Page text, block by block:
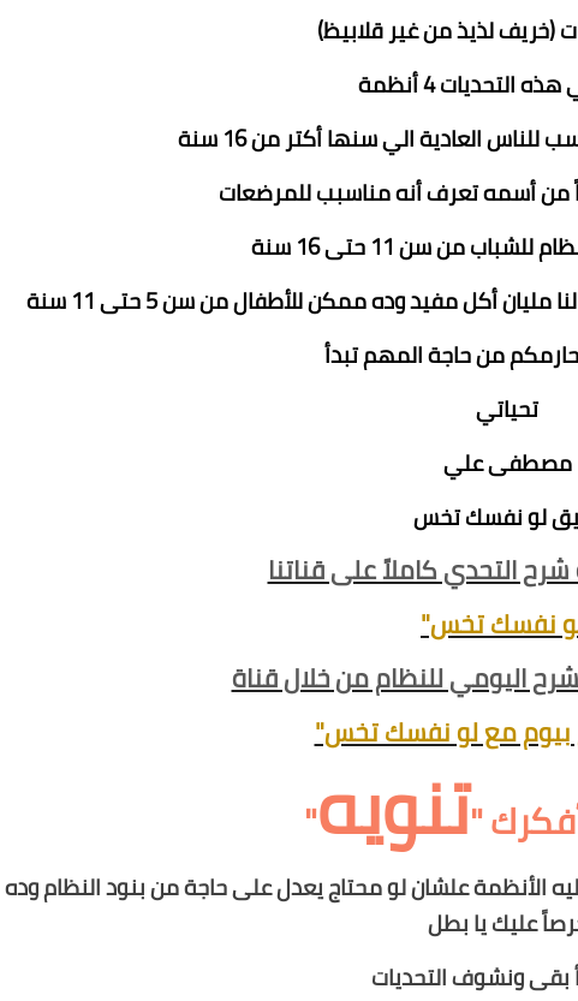
(خريف لذيذ من غير قلابيظ)
التحديات 4 أنظمة
من حاجة المهم تبدأ
تحياتي
مصطفى علي
لو نفسك تخس
التحدي كاملاً على قناتنا
نفسك تخس"
اليومي للنظام من خلال قناة
بيوم مع لو نفسك تخس"
"تنويه"
علشان لو محتاج يعدل على حاجة من بنود النظام وده
عليك يا بطل
بقى ونشوف التحديات